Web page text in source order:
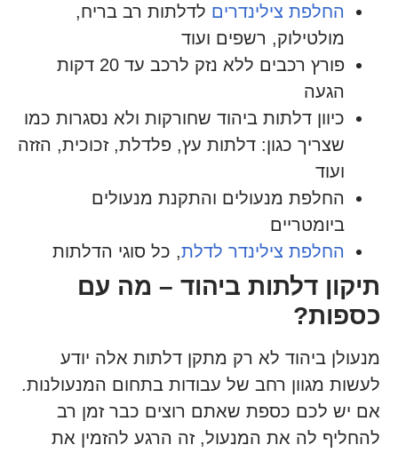
החלפת צילינדרים לדלתות רב בריח,
מולטילוק, רשפים ועוד
פורץ רכבים ללא נזק לרכב עד 20 דקות
הגעה
כיוון דלתות ביהוד שחורקות ולא נסגרות כמו
שצריך כגון: דלתות עץ, פלדלת, זכוכית, הזזה
ועוד
החלפת מנעולים והתקנת מנעולים
ביומטריים
החלפת צילינדר לדלת, כל סוגי הדלתות
תיקון דלתות ביהוד – מה עם
כספות?
מנעולן ביהוד לא רק מתקן דלתות אלה יודע
לעשות מגוון רחב של עבודות בתחום המנעולנות.
אם יש לכם כספת שאתם רוצים כבר זמן רב
להחליף לה את המנעול, זה הרגע להזמין את